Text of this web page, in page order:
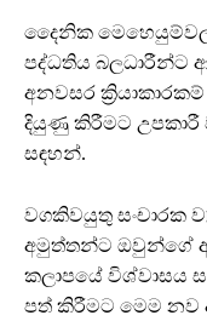
දෛනික
පද්ධතිය බලධාරීන්ට
අනවසර
දියුණු කිරීමට උපකාරී
සඳහන්.
වගකිවයුතු සංචාරක
අමුත්තන්ට ඔවුන්ගේ
කලාපයේ විශ්වාසය
පත් කිරීමට මෙම නව